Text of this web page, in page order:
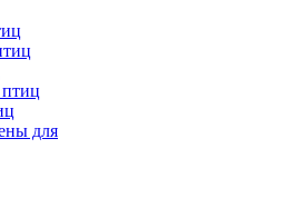
для